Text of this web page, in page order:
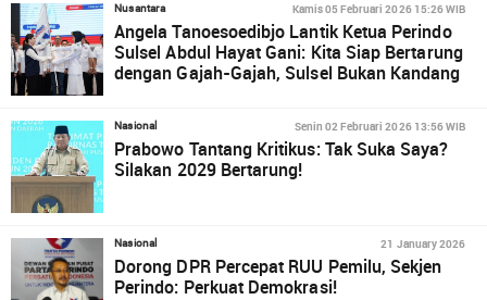
Nusantara Kamis 05 Februari 2026 15:26 WIB
Angela Tanoesoedibjo Lantik Ketua Perindo
Sulsel Abdul Hayat Gani: Kita Siap Bertarung
dengan Gajah-Gajah, Sulsel Bukan Kandang
Nasional Senin 02 Februari 2026 13:56 WIB
Prabowo Tantang Kritikus: Tak Suka Saya?
Silakan 2029 Bertarung!
Nasional 21 January 2026
Dorong DPR Percepat RUU Pemilu, Sekjen
Perindo: Perkuat Demokrasi!